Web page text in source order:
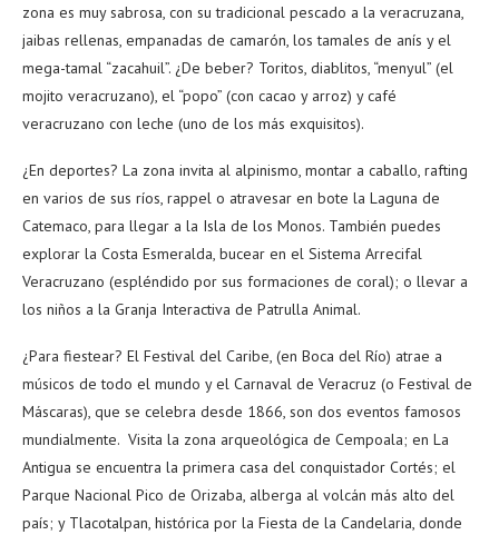
zona es muy sabrosa, con su tradicional pescado a la veracruzana,
jaibas rellenas, empanadas de camarón, los tamales de anís y el
mega-tamal “zacahuil”. ¿De beber? Toritos, diablitos, “menyul” (el
mojito veracruzano), el “popo” (con cacao y arroz) y café
veracruzano con leche (uno de los más exquisitos).
¿En deportes? La zona invita al alpinismo, montar a caballo, rafting
en varios de sus ríos, rappel o atravesar en bote la Laguna de
Catemaco, para llegar a la Isla de los Monos. También puedes
explorar la Costa Esmeralda, bucear en el Sistema Arrecifal
Veracruzano (espléndido por sus formaciones de coral); o llevar a
los niños a la Granja Interactiva de Patrulla Animal.
¿Para fiestear? El Festival del Caribe, (en Boca del Río) atrae a
músicos de todo el mundo y el Carnaval de Veracruz (o Festival de
Máscaras), que se celebra desde 1866, son dos eventos famosos
mundialmente. Visita la zona arqueológica de Cempoala; en La
Antigua se encuentra la primera casa del conquistador Cortés; el
Parque Nacional Pico de Orizaba, alberga al volcán más alto del
país; y Tlacotalpan, histórica por la Fiesta de la Candelaria, donde